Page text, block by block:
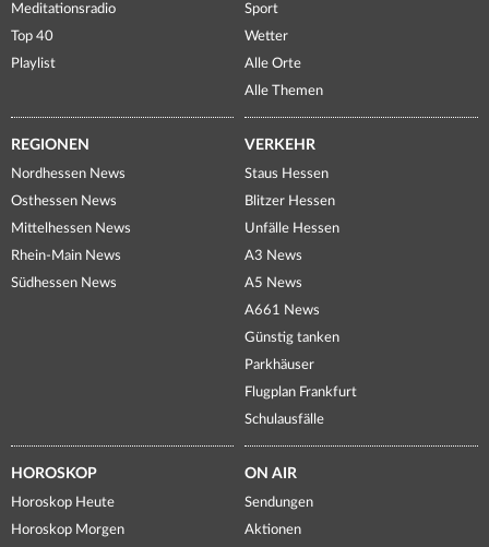
Meditationsradio
Top 40
Playlist
Sport
Wetter
Alle Orte
Alle Themen
REGIONEN
Nordhessen News
Osthessen News
Mittelhessen News
Rhein-Main News
Südhessen News
VERKEHR
Staus Hessen
Blitzer Hessen
Unfälle Hessen
A3 News
A5 News
A661 News
Günstig tanken
Parkhäuser
Flugplan Frankfurt
Schulausfälle
HOROSKOP
Horoskop Heute
Horoskop Morgen
ON AIR
Sendungen
Aktionen